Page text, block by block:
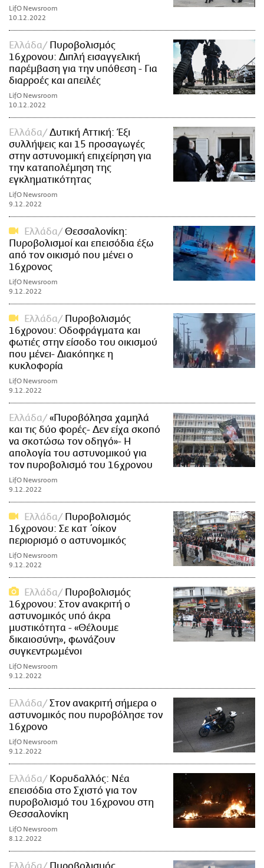
LifO Newsroom
10.12.2022
Ελλάδα
Πυροβολισμός
16χρονου: Διπλή εισαγγελική
παρέμβαση για την υπόθεση - Για
διαρροές και απειλές
LifO Newsroom
10.12.2022
Ελλάδα
Δυτική Αττική: Έξι
συλλήψεις και 15 προσαγωγές
στην αστυνομική επιχείρηση για
την καταπολέμηση της
εγκληματικότητας
LifO Newsroom
9.12.2022
Ελλάδα
Θεσσαλονίκη:
Πυροβολισμοί και επεισόδια έξω
από τον οικισμό που μένει ο
16χρονος
LifO Newsroom
9.12.2022
Ελλάδα
Πυροβολισμός
16χρονου: Οδοφράγματα και
φωτιές στην είσοδο του οικισμού
που μένει- Διακόπηκε η
κυκλοφορία
LifO Newsroom
9.12.2022
Ελλάδα
«Πυροβόλησα χαμηλά
και τις δύο φορές- Δεν είχα σκοπό
να σκοτώσω τον οδηγό»- Η
απολογία του αστυνομικού για
τον πυροβολισμό του 16χρονου
LifO Newsroom
9.12.2022
Ελλάδα
Πυροβολισμός
16χρονου: Σε κατ΄οίκον
περιορισμό ο αστυνομικός
LifO Newsroom
9.12.2022
Ελλάδα
Πυροβολισμός
16χρονου: Στον ανακριτή ο
αστυνομικός υπό άκρα
μυστικότητα - «Θέλουμε
δικαιοσύνη», φωνάζουν
συγκεντρωμένοι
LifO Newsroom
9.12.2022
Ελλάδα
Στον ανακριτή σήμερα ο
αστυνομικός που πυροβόλησε τον
16χρονο
LifO Newsroom
9.12.2022
Ελλάδα
Κορυδαλλός: Νέα
επεισόδια στο Σχιστό για τον
πυροβολισμό του 16χρονου στη
Θεσσαλονίκη
LifO Newsroom
8.12.2022